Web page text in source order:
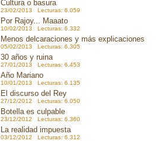
Cultura o basura
23/02/2013 Lecturas: 6.059
Por Rajoy... Maaato
10/02/2013 Lecturas: 6.332
Menos delcaraciones y más explicaciones
05/02/2013 Lecturas: 6.305
30 años y ruina
27/01/2013 Lecturas: 6.453
Año Mariano
10/01/2013 Lecturas: 6.135
El discurso del Rey
27/12/2012 Lecturas: 6.050
Botella es culpable
23/12/2012 Lecturas: 6.360
La realidad impuesta
03/12/2012 Lecturas: 6.312